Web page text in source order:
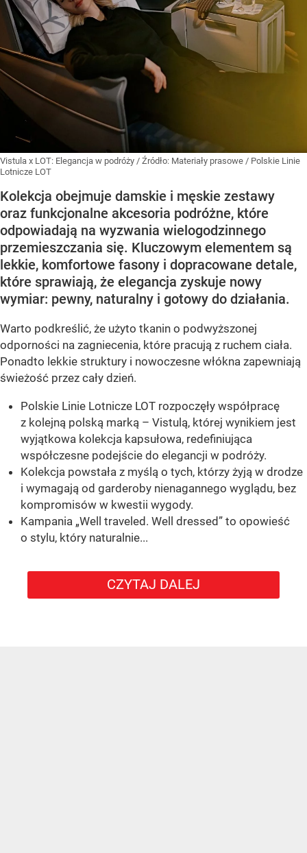
Vistula x LOT: Elegancja w podróży / Źródło: Materiały prasowe / Polskie Linie
Lotnicze LOT
Kolekcja obejmuje damskie i męskie zestawy
oraz funkcjonalne akcesoria podróżne, które
odpowiadają na wyzwania wielogodzinnego
przemieszczania się. Kluczowym elementem są
lekkie, komfortowe fasony i dopracowane detale,
które sprawiają, że elegancja zyskuje nowy
wymiar: pewny, naturalny i gotowy do działania.
Warto podkreślić, że użyto tkanin o podwyższonej
odporności na zagniecenia, które pracują z ruchem ciała.
Ponadto lekkie struktury i nowoczesne włókna zapewniają
świeżość przez cały dzień.
Polskie Linie Lotnicze LOT rozpoczęły współpracę
z kolejną polską marką – Vistulą, której wynikiem jest
wyjątkowa kolekcja kapsułowa, redefiniująca
współczesne podejście do elegancji w podróży.
Kolekcja powstała z myślą o tych, którzy żyją w drodze
i wymagają od garderoby nienagannego wyglądu, bez
kompromisów w kwestii wygody.
Kampania „Well traveled. Well dressed” to opowieść
o stylu, który naturalnie...
CZYTAJ DALEJ